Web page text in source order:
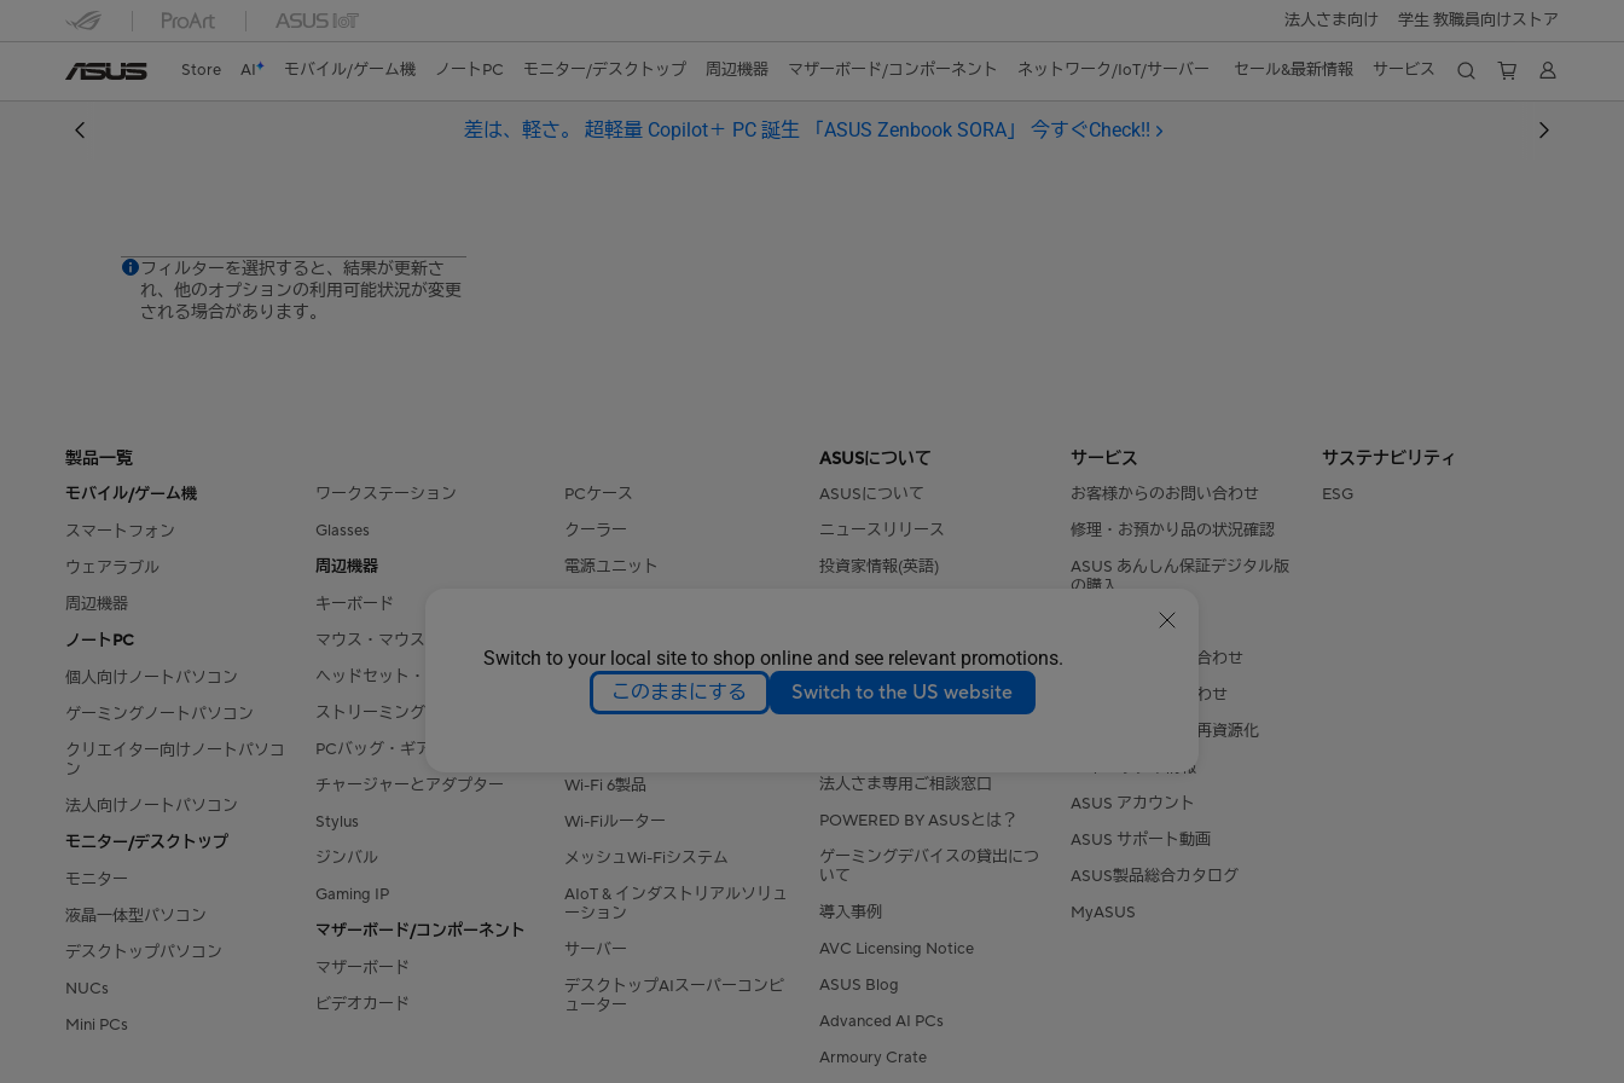
Switch to your local site to shop online and see relevant promotions.
このままにする Switch to the US website
法人さま向け 学生 教職員向けストア
Store AI モバイル/ゲーム機 ノートPC モニター/デスクトップ 周辺機器 マザーボード/コンポーネント ネットワーク/IoT/サーバー セール&最新情報 サービス
差は、軽さ。 超軽量 Copilot＋ PC 誕生 「ASUS Zenbook SORA」 今すぐCheck!!
フィルターを選択すると、結果が更新さ
れ、他のオプションの利用可能状況が変更
される場合があります。
製品一覧
モバイル/ゲーム機
スマートフォン
ウェアラブル
周辺機器
ノートPC
個人向けノートパソコン
ゲーミングノートパソコン
クリエイター向けノートパソコ
ン
法人向けノートパソコン
モニター/デスクトップ
モニター
液晶一体型パソコン
デスクトップパソコン
NUCs
Mini PCs
ワークステーション
Glasses
周辺機器
キーボード
マウス・マウスパッド
ヘッドセット・オーディオ
ストリーミングキット
PCバッグ・ギア
チャージャーとアダプター
Stylus
ジンバル
Gaming IP
マザーボード/コンポーネント
マザーボード
ビデオカード
PCケース
クーラー
電源ユニット
データストレージ
ネットワーク/IoT/サーバー
Wi-Fi 6製品
Wi-Fiルーター
メッシュWi-Fiシステム
AIoT & インダストリアルソリュ
ーション
サーバー
デスクトップAIスーパーコンピ
ューター
ASUSについて
ASUSについて
ニュースリリース
投資家情報(英語)
その他の情報
AI PC
法人さま専用ご相談窓口
POWERED BY ASUSとは？
ゲーミングデバイスの貸出につ
いて
導入事例
AVC Licensing Notice
ASUS Blog
Advanced AI PCs
Armoury Crate
サービス
お客様からのお問い合わせ
修理・お預かり品の状況確認
ASUS あんしん保証デジタル版
の購入
メールでのお問い合わせ
電話でのお問い合わせ
対象製品の回収・再資源化
セキュリティ情報
ASUS アカウント
ASUS サポート動画
ASUS製品総合カタログ
MyASUS
サステナビリティ
ESG